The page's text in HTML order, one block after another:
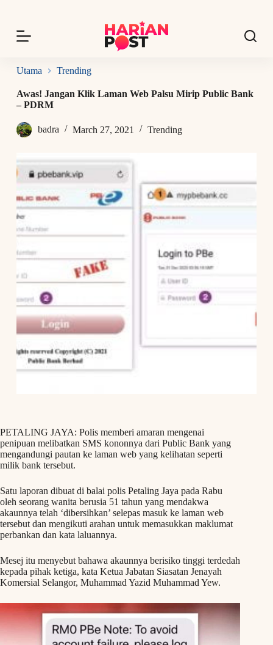
p
o
n
n
Utama Trending
Awas! Jangan Klik Laman Web Palsu Mirip Public Bank
– PDRM
badra March 27, 2021 Trending
PETALING JAYA: Polis memberi amaran mengenai
penipuan melibatkan SMS kononnya dari Public Bank yang
mengandungi pautan ke laman web yang kelihatan seperti
milik bank tersebut.
Satu laporan dibuat di balai polis Petaling Jaya pada Rabu
oleh seorang wanita berusia 51 tahun yang mendakwa
akaunnya telah ‘dibersihkan’ selepas masuk ke laman web
tersebut dan mengikuti arahan untuk memasukkan maklumat
perbankan dan kata laluannya.
Mesej itu menyebut bahawa akaunnya berisiko tinggi terdedah
kepada pihak ketiga, kata Ketua Jabatan Siasatan Jenayah
Komersial Selangor, Muhammad Yazid Muhammad Yew.